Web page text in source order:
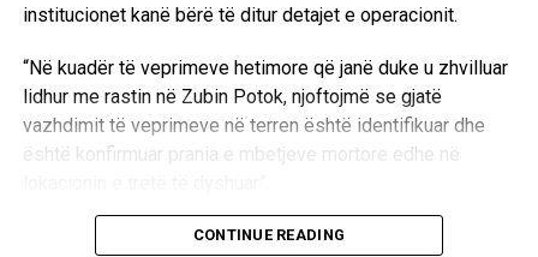
institucionet kanë bërë të ditur detajet e operacionit.
“Në kuadër të veprimeve hetimore që janë duke u zhvilluar
lidhur me rastin në Zubin Potok, njoftojmë se gjatë
vazhdimit të veprimeve në terren është identifikuar dhe
është konfirmuar prania e mbetjeve mortore edhe në
Aktualisht, autoritetet kompetente janë duke kryer
CONTINUE READING